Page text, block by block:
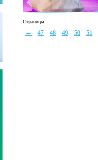
Страницы:
← 47 48 49 50 51